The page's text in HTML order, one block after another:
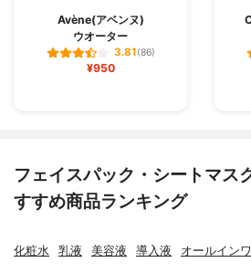
Avène(アベンヌ)
ウオーター
3.81(86)
¥950
フェイスパック・シートマス
すすめ商品ランキング
化粧水 乳液 美容液 導入液 オールイン